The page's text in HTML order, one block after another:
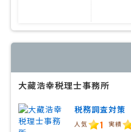
大藏浩幸税理士事務所
税務調査対策
人気 1 実績